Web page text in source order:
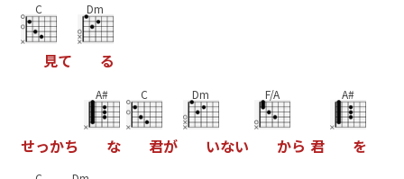
C
見て
Dm
る
せっかち
A#
な
C
君が
Dm
いない
F/A
から 君
A#
を